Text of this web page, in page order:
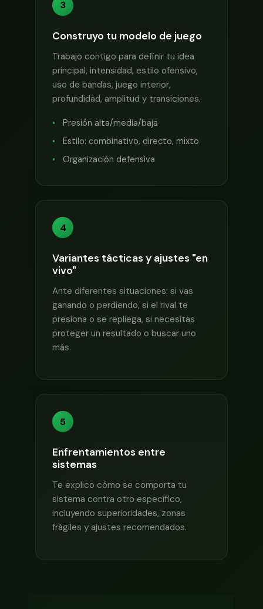
3
Construyo tu modelo de juego
Trabajo contigo para definir tu idea
principal, intensidad, estilo ofensivo,
uso de bandas, juego interior,
profundidad, amplitud y transiciones.
Presión alta/media/baja
Estilo: combinativo, directo, mixto
Organización defensiva
4
Variantes tácticas y ajustes "en
vivo"
Ante diferentes situaciones: si vas
ganando o perdiendo, si el rival te
presiona o se repliega, si necesitas
proteger un resultado o buscar uno
más.
5
Enfrentamientos entre
sistemas
Te explico cómo se comporta tu
sistema contra otro específico,
incluyendo superioridades, zonas
frágiles y ajustes recomendados.